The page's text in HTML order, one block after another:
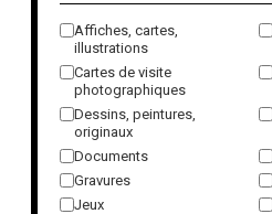
Affiches, cartes,
illustrations
Cartes de visite
photographiques
Dessins, peintures,
originaux
Documents
Gravures
Jeux